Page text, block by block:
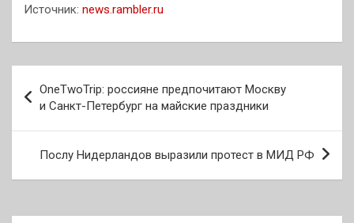
Источник: news.rambler.ru
по
записям
OneTwoTrip: россияне предпочитают Москву
и Санкт-Петербург на майские праздники
Послу Нидерландов выразили протест в МИД РФ